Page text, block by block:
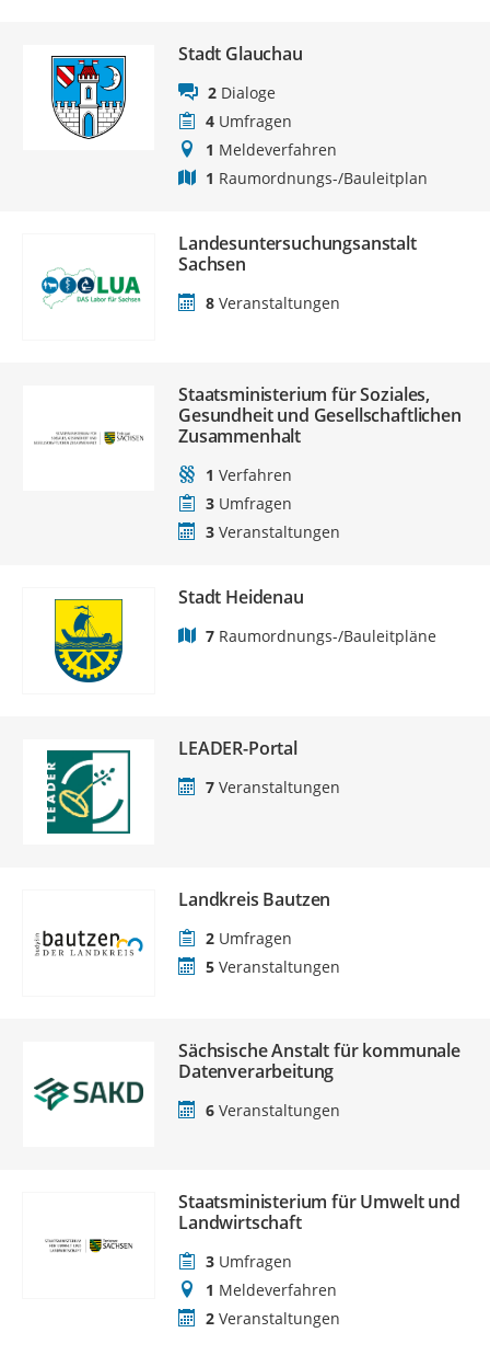
Stadt Glauchau
2 Dialoge
4 Umfragen
1 Meldeverfahren
1 Raumordnungs-/Bauleitplan
Landesuntersuchungsanstalt
Sachsen
8 Veranstaltungen
Staatsministerium für Soziales,
Gesundheit und Gesellschaftlichen
Zusammenhalt
1 Verfahren
3 Umfragen
3 Veranstaltungen
Stadt Heidenau
7 Raumordnungs-/Bauleitpläne
LEADER-Portal
7 Veranstaltungen
Landkreis Bautzen
2 Umfragen
5 Veranstaltungen
Sächsische Anstalt für kommunale
Datenverarbeitung
6 Veranstaltungen
Staatsministerium für Umwelt und
Landwirtschaft
3 Umfragen
1 Meldeverfahren
2 Veranstaltungen